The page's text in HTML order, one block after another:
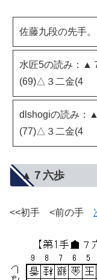
佐藤九段の先手。
水匠5の読み：▲
(69)△３二金(4
dlshogiの読み：
(77)△３二金(4
▲７六歩
<<初手 <前の手